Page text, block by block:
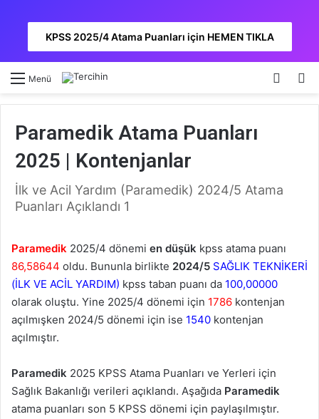
KPSS 2025/4 Atama Puanları için HEMEN TIKLA
Menü Kayıt
Paramedik Atama Puanları
2025 | Kontenjanlar
İlk ve Acil Yardım (Paramedik) 2024/5 Atama
Puanları Açıklandı 1
Paramedik 2025/4 dönemi en düşük kpss atama puanı
86,58644 oldu. Bununla birlikte 2024/5 SAĞLIK TEKNİKERİ
(İLK VE ACİL YARDIM) kpss taban puanı da 100,00000
olarak oluştu. Yine 2025/4 dönemi için 1786 kontenjan
açılmışken 2024/5 dönemi için ise 1540 kontenjan
açılmıştır.
Paramedik 2025 KPSS Atama Puanları ve Yerleri için
Sağlık Bakanlığı verileri açıklandı. Aşağıda Paramedik
atama puanları son 5 KPSS dönemi için paylaşılmıştır.